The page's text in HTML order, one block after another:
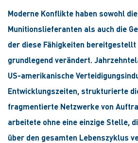
Moderne Konflikte haben sowohl
Munitionslieferanten als auch die
der diese Fähigkeiten bereitgestellt
grundlegend verändert.
US-amerikanische
Entwicklungszeiten, strukturierte
fragmentierte Netzwerke von
arbeitete ohne eine einzige Stelle,
über den gesamten Lebenszyklus